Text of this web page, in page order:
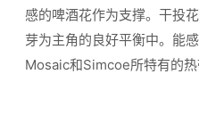
感的啤酒花作为支撑。干投
芽为主角的良好平衡中。能
Mosaic和Simcoe所特有的热